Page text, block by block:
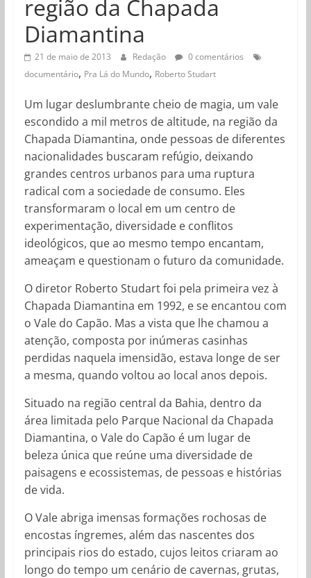
região da Chapada
Diamantina
21 de maio de 2013 Redação
0 comentários
documentário, Pra Lá do Mundo, Roberto Studart
Um lugar deslumbrante cheio de magia, um vale
escondido a mil metros de altitude, na região da
Chapada Diamantina, onde pessoas de diferentes
nacionalidades buscaram refúgio, deixando
grandes centros urbanos para uma ruptura
radical com a sociedade de consumo. Eles
transformaram o local em um centro de
experimentação, diversidade e conflitos
ideológicos, que ao mesmo tempo encantam,
ameaçam e questionam o futuro da comunidade.
O diretor Roberto Studart foi pela primeira vez à
Chapada Diamantina em 1992, e se encantou com
o Vale do Capão. Mas a vista que lhe chamou a
atenção, composta por inúmeras casinhas
perdidas naquela imensidão, estava longe de ser
a mesma, quando voltou ao local anos depois.
Situado na região central da Bahia, dentro da
área limitada pelo Parque Nacional da Chapada
Diamantina, o Vale do Capão é um lugar de
beleza única que reúne uma diversidade de
paisagens e ecossistemas, de pessoas e histórias
de vida.
O Vale abriga imensas formações rochosas de
encostas íngremes, além das nascentes dos
principais rios do estado, cujos leitos criaram ao
longo do tempo um cenário de cavernas, grutas,